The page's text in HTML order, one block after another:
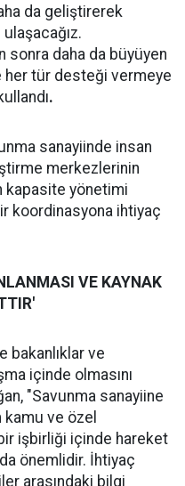
da geliştirerek
sonra daha da büyüyen
tür desteği vermeye
.
sanayiinde insan
merkezlerinin
kapasite yönetimi
koordinasyona ihtiyaç
VE KAYNAK
bakanlıklar ve
içinde olmasını
"Savunma sanayiine
ve özel
işbirliği içinde hareket
önemlidir. İhtiyaç
arasındaki bilgi